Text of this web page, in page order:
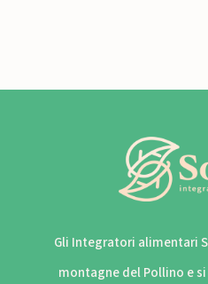
Gli Integratori alimentari
montagne del Pollino e